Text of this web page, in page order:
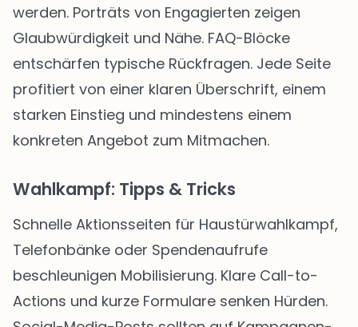
werden. Porträts von Engagierten zeigen
Glaubwürdigkeit und Nähe. FAQ-Blöcke
entschärfen typische Rückfragen. Jede Seite
profitiert von einer klaren Überschrift, einem
starken Einstieg und mindestens einem
konkreten Angebot zum Mitmachen.
Wahlkampf: Tipps & Tricks
Schnelle Aktionsseiten für Haustürwahlkampf,
Telefonbänke oder Spendenaufrufe
beschleunigen Mobilisierung. Klare Call-to-
Actions und kurze Formulare senken Hürden.